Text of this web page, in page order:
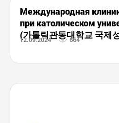
Международная
при католическом
(가톨릭관동대학교 국제
12.09.2024 664